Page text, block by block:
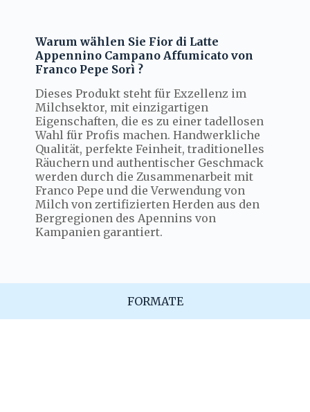
Warum wählen Sie Fior di Latte
Appennino Campano Affumicato von
Franco Pepe Sorì ?
Dieses Produkt steht für Exzellenz im
Milchsektor, mit einzigartigen
Eigenschaften, die es zu einer tadellosen
Wahl für Profis machen. Handwerkliche
Qualität, perfekte Feinheit, traditionelles
Räuchern und authentischer Geschmack
werden durch die Zusammenarbeit mit
Franco Pepe und die Verwendung von
Milch von zertifizierten Herden aus den
Bergregionen des Apennins von
Kampanien garantiert.
FORMATE